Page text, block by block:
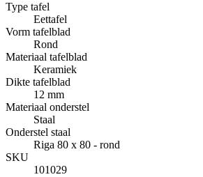
Type tafel
Eettafel
Vorm tafelblad
Rond
Materiaal tafelblad
Keramiek
Dikte tafelblad
12 mm
Materiaal onderstel
Staal
Onderstel staal
Riga 80 x 80 - rond
SKU
101029